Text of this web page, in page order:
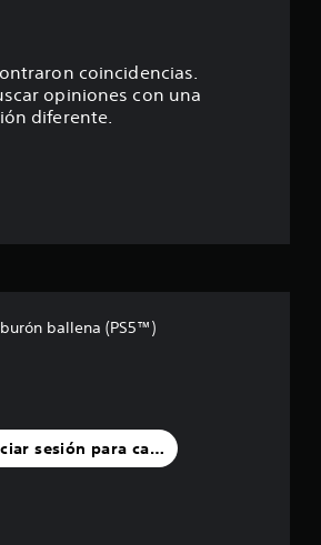
s
t
coincidencias.
opiniones con una
diferente.
ballena (PS5™)
sesión para calificar